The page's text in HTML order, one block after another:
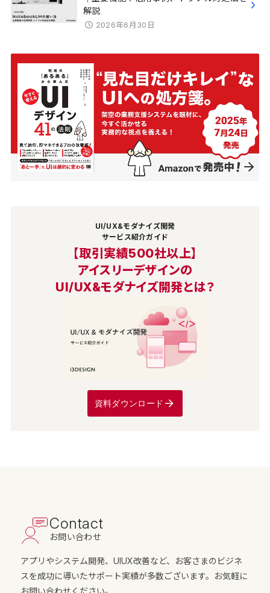
解説
2026年6月30日
UI/UX&モダナイズ開発
サービス紹介ガイド
【取引実績500社以上】
アイスリーデザインの
UI/UX&モダナイズ開発とは？
資料ダウンロード
Contact
お問い合わせ
アプリやシステム開発、UIUX改善など、お客さまのビジネ
スを成功に導いたサポート実績が多数ございます。お気軽に